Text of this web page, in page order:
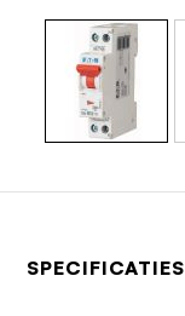
SPECIFICATIES